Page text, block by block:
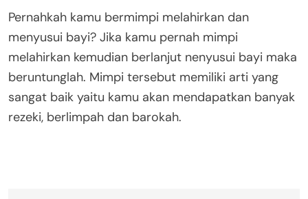
Pernahkah kamu bermimpi melahirkan dan
menyusui bayi? Jika kamu pernah mimpi
melahirkan kemudian berlanjut nenyusui bayi maka
beruntunglah. Mimpi tersebut memiliki arti yang
sangat baik yaitu kamu akan mendapatkan banyak
rezeki, berlimpah dan barokah.